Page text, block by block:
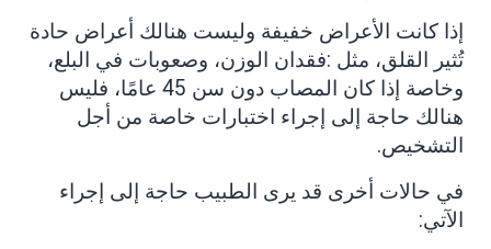
إذا كانت الأعراض خفيفة وليست هنالك أعراض حادة
تُثير القلق، مثل :فقدان الوزن، وصعوبات في البلع،
وخاصة إذا كان المصاب دون سن 45 عامًا، فليس
هنالك حاجة إلى إجراء اختبارات خاصة من أجل
التشخيص.
في حالات أخرى قد يرى الطبيب حاجة إلى إجراء
الآتي: